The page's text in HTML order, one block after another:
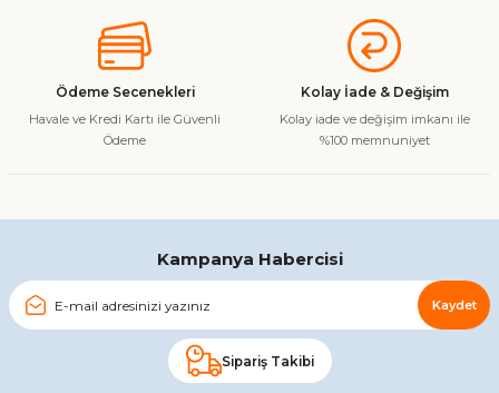
Ürün bilgilerinde hatalar bulunuyor.
Ürün fiyatı diğer sitelerden daha pahalı.
Gönder
Ödeme Secenekleri
Havale ve Kredi Kartı ile Güvenli
Ödeme
Kolay İade & Değişim
Kolay iade ve değişim imkanı ile
%100 memnuniyet
Kampanya Habercisi
Kaydet
Sipariş Takibi